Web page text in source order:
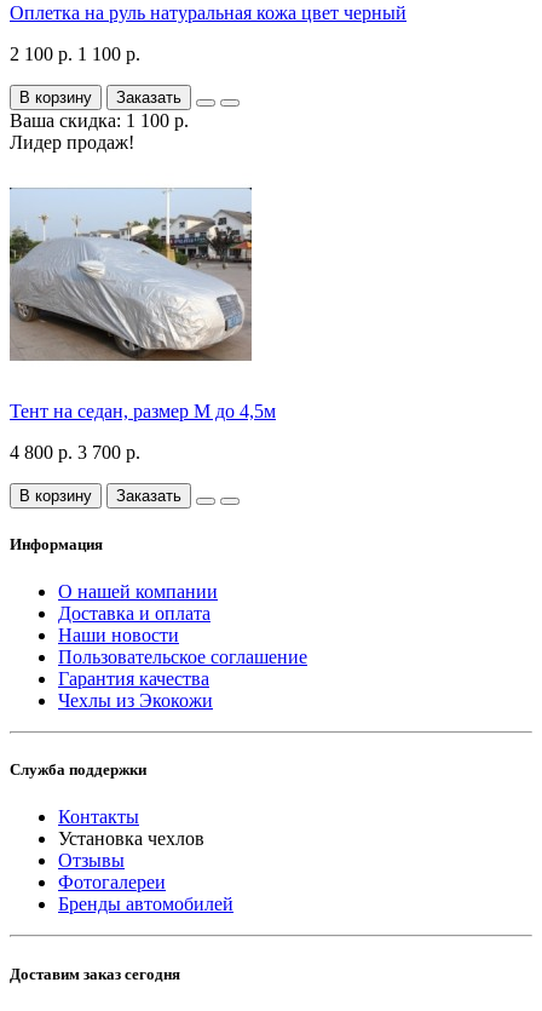
Оплетка на руль натуральная кожа цвет черный
2 100 р. 1 100 р.
В корзину Заказать
Ваша скидка: 1 100 р.
Лидер продаж!
Тент на седан, размер М до 4,5м
4 800 р. 3 700 р.
В корзину Заказать
Информация
О нашей компании
Доставка и оплата
Наши новости
Пользовательское соглашение
Гарантия качества
Чехлы из Экокожи
Служба поддержки
Контакты
Установка чехлов
Отзывы
Фотогалереи
Бренды автомобилей
Доставим заказ сегодня